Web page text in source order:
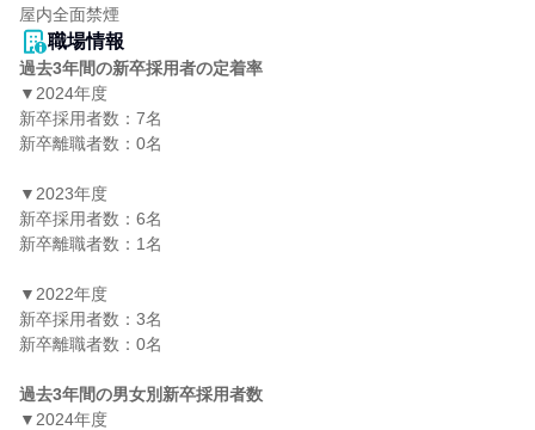
屋内全面禁煙
職場情報
過去3年間の新卒採用者の定着率
▼2024年度
新卒採用者数：7名
新卒離職者数：0名
▼2023年度
新卒採用者数：6名
新卒離職者数：1名
▼2022年度
新卒採用者数：3名
新卒離職者数：0名
過去3年間の男女別新卒採用者数
▼2024年度